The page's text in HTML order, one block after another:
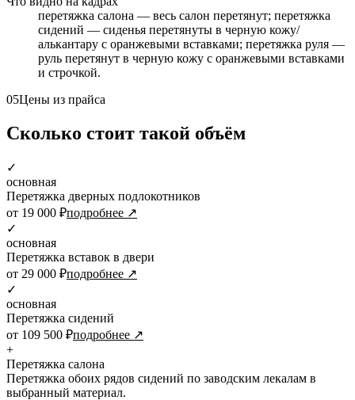
перетяжка салона — весь салон перетянут; перетяжка
сидений — сиденья перетянуты в черную кожу/
алькантару с оранжевыми вставками; перетяжка руля —
руль перетянут в черную кожу с оранжевыми вставками
и строчкой.
05Цены из прайса
Сколько стоит такой объём
✓
основная
Перетяжка дверных подлокотников
от 19 000 ₽подробнее ↗
✓
основная
Перетяжка вставок в двери
от 29 000 ₽подробнее ↗
✓
основная
Перетяжка сидений
от 109 500 ₽подробнее ↗
+
Перетяжка салона
Перетяжка обоих рядов сидений по заводским лекалам в
выбранный материал.